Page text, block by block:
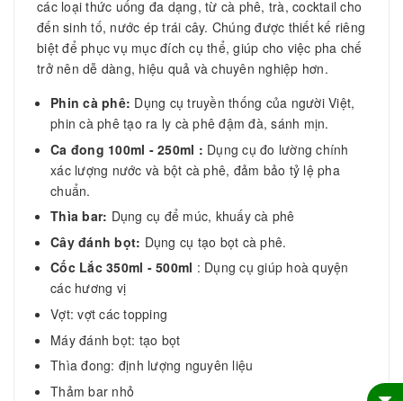
các loại thức uống đa dạng, từ cà phê, trà, cocktail cho
đến sinh tố, nước ép trái cây. Chúng được thiết kế riêng
biệt để phục vụ mục đích cụ thể, giúp cho việc pha chế
trở nên dễ dàng, hiệu quả và chuyên nghiệp hơn.
Phin cà phê: Dụng cụ truyền thống của người Việt,
phin cà phê tạo ra ly cà phê đậm đà, sánh mịn.
Ca đong 100ml - 250ml : Dụng cụ đo lường chính
xác lượng nước và bột cà phê, đảm bảo tỷ lệ pha
chuẩn.
Thìa bar: Dụng cụ để múc, khuấy cà phê
Cây đánh bọt: Dụng cụ tạo bọt cà phê.
Cốc Lắc 350ml - 500ml : Dụng cụ giúp hoà quyện
các hương vị
Vợt: vợt các topping
Máy đánh bọt: tạo bọt
Thìa đong: định lượng nguyên liệu
Thảm bar nhỏ